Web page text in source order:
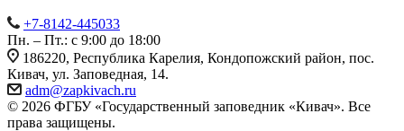
+7-8142-445033
Пн. – Пт.: с 9:00 до 18:00
186220, Республика Карелия, Кондопожский район, пос.
Кивач, ул. Заповедная, 14.
adm@zapkivach.ru
© 2026 ФГБУ «Государственный заповедник «Кивач». Все
права защищены.